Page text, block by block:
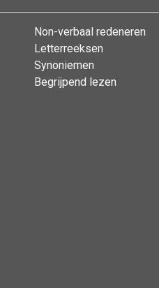
Non-verbaal redeneren
Letterreeksen
Synoniemen
Begrijpend lezen